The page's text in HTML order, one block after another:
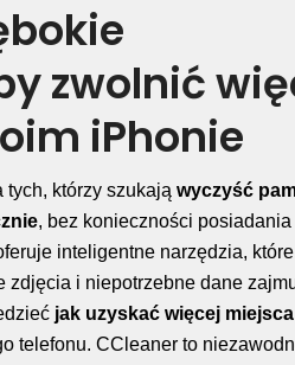
zwolnić
iPhonie
którzy szukają wyczyść
, bez konieczności
inteligentne narzędzia, które
zdjęcia i niepotrzebne dane
jak uzyskać więcej
telefonu. CCleaner to